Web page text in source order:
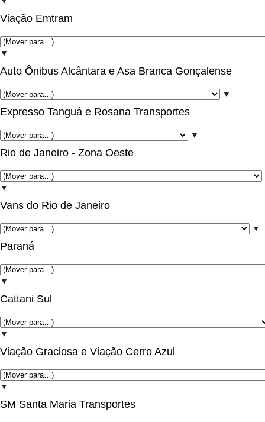
Viação Emtram
▼
Auto Ônibus Alcântara e Asa Branca Gonçalense
▼
Expresso Tanguá e Rosana Transportes
▼
Rio de Janeiro - Zona Oeste
▼
Vans do Rio de Janeiro
▼
Paraná
▼
Cattani Sul
▼
Viação Graciosa e Viação Cerro Azul
▼
SM Santa Maria Transportes